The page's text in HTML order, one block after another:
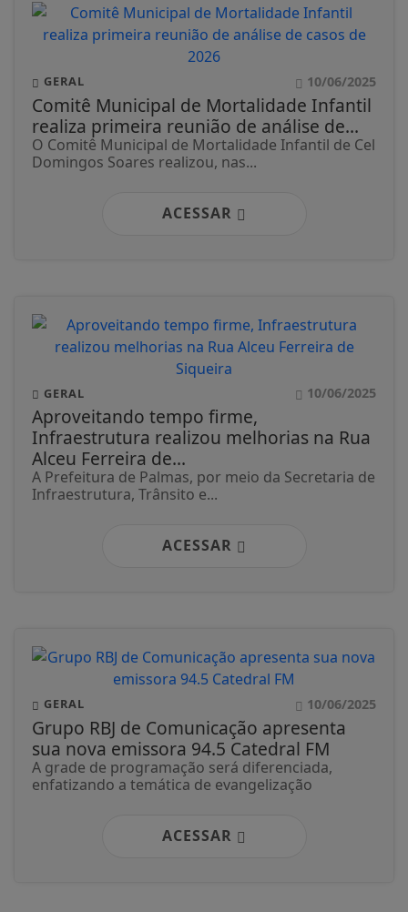
GERAL 10/06/2025
Comitê Municipal de Mortalidade Infantil
realiza primeira reunião de análise de...
O Comitê Municipal de Mortalidade Infantil de Cel
Domingos Soares realizou, nas...
ACESSAR
GERAL 10/06/2025
Aproveitando tempo firme,
Infraestrutura realizou melhorias na Rua
Alceu Ferreira de...
A Prefeitura de Palmas, por meio da Secretaria de
Infraestrutura, Trânsito e...
ACESSAR
GERAL 10/06/2025
Grupo RBJ de Comunicação apresenta
sua nova emissora 94.5 Catedral FM
A grade de programação será diferenciada,
enfatizando a temática de evangelização
ACESSAR